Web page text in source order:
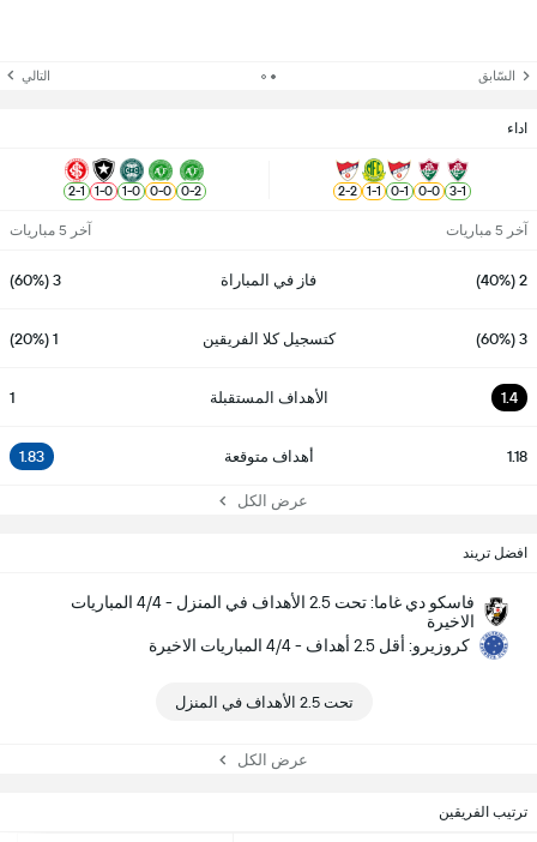
السّابق التالي
اداء
1
-
3
0
-
0
1
-
0
1
-
1
2
-
2
2
-
0
0
-
0
0
-
1
0
-
1
1
-
2
آخر 5 مباريات آخر 5 مباريات
2 (40%) فاز في المباراة 3 (60%)
3 (60%) كتسجيل كلا الفريقين 1 (20%)
1.4 الأهداف المستقبلة 1
1.18 أهداف متوقعة 1.83
عرض الكل
افضل تريند
فاسكو دي غاما: تحت 2.5 الأهداف في المنزل - 4/4 المباريات
الاخيرة
كروزيرو: أقل 2.5 أهداف - 4/4 المباريات الاخيرة
تحت 2.5 الأهداف في المنزل
عرض الكل
ترتيب الفريقين